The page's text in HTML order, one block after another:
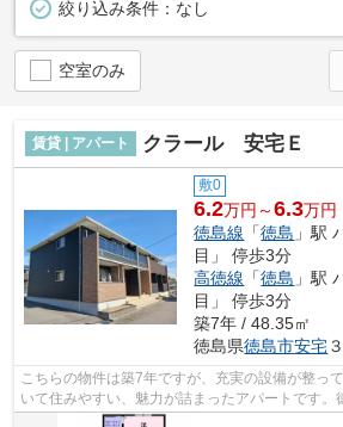
絞り込み条件： なし
空室のみ
賃貸 | アパート クラール 安宅Ｅ
敷0
6.2万円～6.3万円
徳島線 「徳島 」駅
目」 停歩3分
高徳線 「徳島 」駅
目」 停歩3分
築7年 / 48.35㎡
徳島県徳島市安宅
こちらの物件は築7年ですが、充実の設備が整っ
いて住みやすい、魅力が詰まったアパートです。
ら地域密着のりんりん不動産にぜひお任...